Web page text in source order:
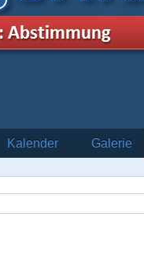
Kalender Galerie